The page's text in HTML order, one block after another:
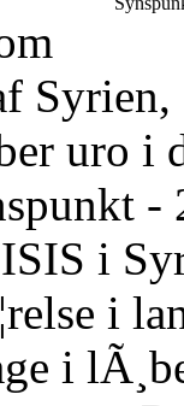
Syrien,
uro i
-
i
i
i